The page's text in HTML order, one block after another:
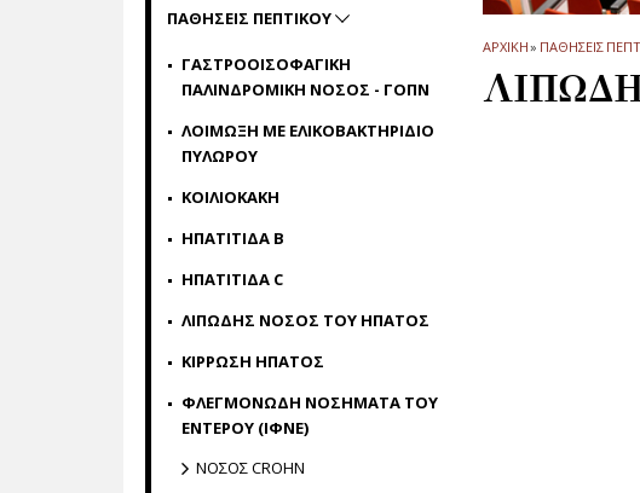
ΑΡΧΙΚΗ» ΠΑΘΗΣΕΙΣ
ΠΑΘΗΣΕΙΣ ΠΕΠΤΙΚΟΥ
ΓΑΣΤΡΟΟΙΣΟΦΑΓΙΚΗ
ΠΑΛΙΝΔΡΟΜΙΚΗ ΝΟΣΟΣ - ΓΟΠΝ
ΛΟΙΜΩΞΗ ΜΕ ΕΛΙΚΟΒΑΚΤΗΡΙΔΙΟ
ΠΥΛΩΡΟΥ
ΚΟΙΛΙΟΚΑΚΗ
ΗΠΑΤΙΤΙΔΑ Β
ΗΠΑΤΙΤΙΔΑ C
ΛΙΠΩΔΗΣ ΝΟΣΟΣ ΤΟΥ ΗΠΑΤΟΣ
ΚΙΡΡΩΣΗ ΗΠΑΤΟΣ
ΦΛΕΓΜΟΝΩΔΗ ΝΟΣΗΜΑΤΑ ΤΟΥ
ΕΝΤΕΡΟΥ (ΙΦΝΕ)
ΝΟΣΟΣ CROHN